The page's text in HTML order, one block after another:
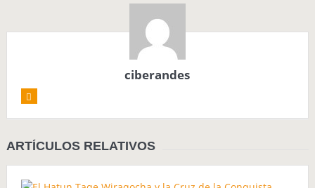
ciberandes
ARTÍCULOS RELATIVOS